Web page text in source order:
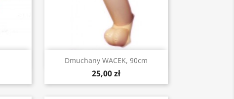
Dmuchany WACEK, 90cm
25,00 zł
Szybki podgląd